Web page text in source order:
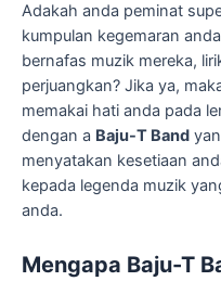
Adakah anda peminat
kumpulan kegemaran
bernafas muzik mereka,
perjuangkan? Jika ya,
memakai hati anda pada
dengan a Baju-T Band
menyatakan kesetiaan
kepada legenda muzik
anda.
Mengapa Baju-T